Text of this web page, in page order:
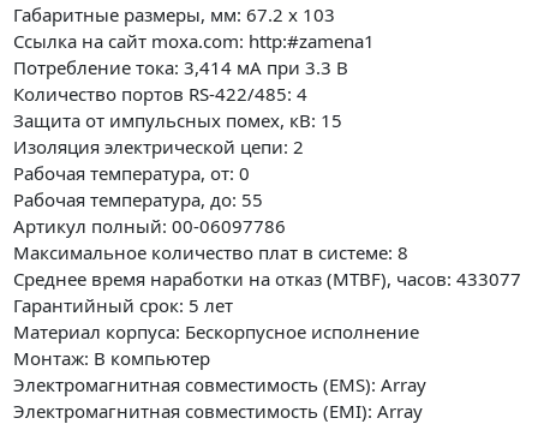
Габаритные размеры, мм: 67.2 x 103
Ссылка на сайт moxa.com: http:#zamena1
Потребление тока: 3,414 мА при 3.3 В
Количество портов RS-422/485: 4
Защита от импульсных помех, кВ: 15
Изоляция электрической цепи: 2
Рабочая температура, от: 0
Рабочая температура, до: 55
Артикул полный: 00-06097786
Максимальное количество плат в системе: 8
Среднее время наработки на отказ (MTBF), часов: 433077
Гарантийный срок: 5 лет
Материал корпуса: Бескорпусное исполнение
Монтаж: В компьютер
Электромагнитная совместимость (EMS): Array
Электромагнитная совместимость (EMI): Array